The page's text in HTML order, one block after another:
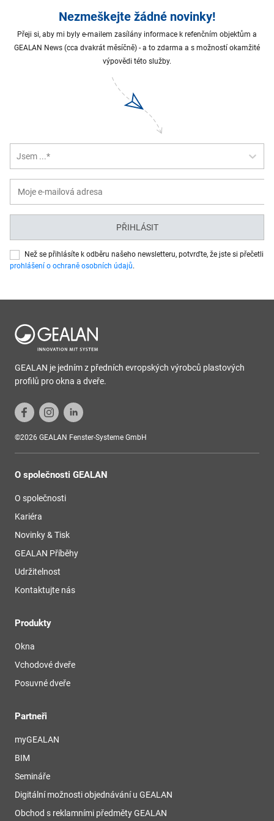
Nezmeškejte žádné novinky!
Přeji si, aby mi byly e-mailem zasílány informace k refenčním objektům a
GEALAN News (cca dvakrát měsíčně) - a to zdarma a s možností okamžité
výpovědi této služby.
Jsem ...*
PŘIHLÁSIT
Než se přihlásíte k odběru našeho newsletteru, potvrďte, že jste si přečetli
prohlášení o ochraně osobních údajů.
GEALAN je jedním z předních evropských výrobců plastových
profilů pro okna a dveře.
©2026 GEALAN Fenster-Systeme GmbH
O společnosti GEALAN
O společnosti
Kariéra
Novinky & Tisk
GEALAN Příběhy
Udržitelnost
Kontaktujte nás
Produkty
Okna
Vchodové dveře
Posuvné dveře
Partneři
myGEALAN
BIM
Semináře
Digitální možnosti objednávání u GEALAN
Obchod s reklamními předměty GEALAN